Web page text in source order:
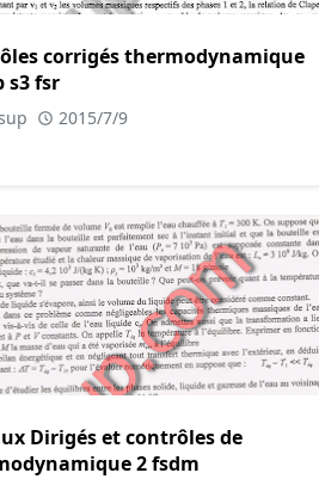
corrigés thermodynamique
s3 fsr
2015/7/9
Dirigés et contrôles de
2 fsdm